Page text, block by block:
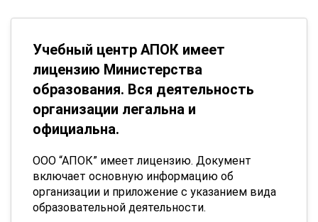
Учебный центр АПОК имеет
лицензию Министерства
образования. Вся деятельность
организации легальна и
официальна.
ООО “АПОК” имеет лицензию. Документ
включает основную информацию об
организации и приложение с указанием вида
образовательной деятельности.